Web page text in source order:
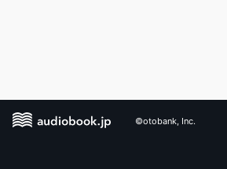
©otobank, Inc.